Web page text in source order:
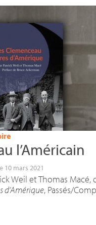
l’Américain
10 mars 2021
Weil et Thomas Macé,
d’Amérique, Passés/